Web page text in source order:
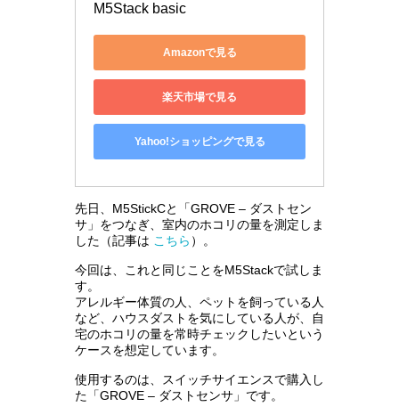
M5Stack basic
Amazonで見る
楽天市場で見る
Yahoo!ショッピングで見る
先日、M5StickCと「GROVE – ダストセン
サ」をつなぎ、室内のホコリの量を測定しま
した（記事は こちら ）。
今回は、これと同じことをM5Stackで試しま
す。
アレルギー体質の人、ペットを飼っている人
など、ハウスダストを気にしている人が、自
宅のホコリの量を常時チェックしたいという
ケースを想定しています。
使用するのは、スイッチサイエンスで購入し
た「GROVE – ダストセンサ」です。